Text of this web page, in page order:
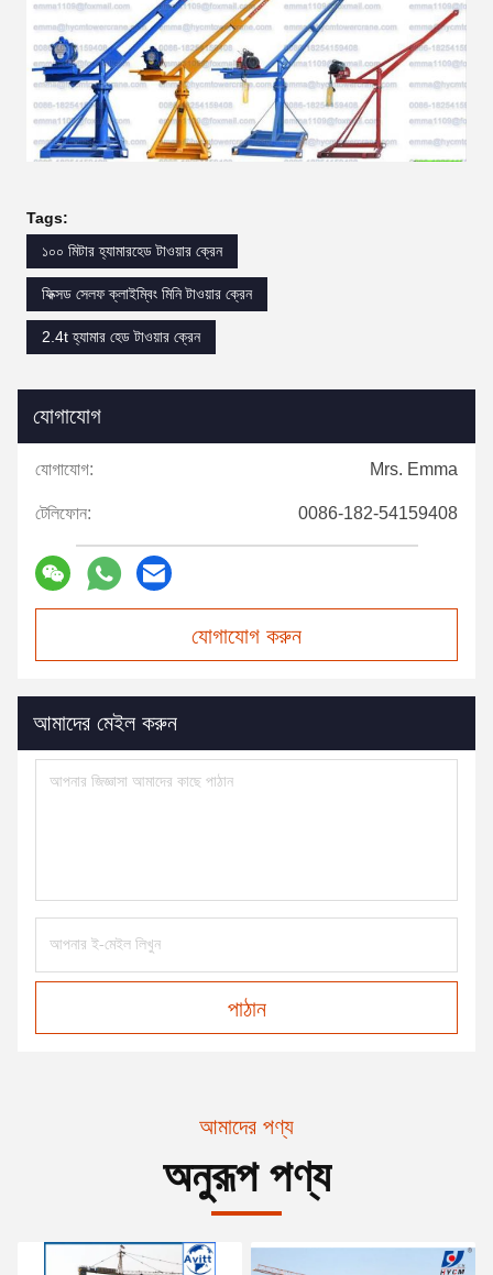
Tags:
১০০ মিটার হ্যামারহেড টাওয়ার ক্রেন
ফিক্সড সেলফ ক্লাইম্বিং মিনি টাওয়ার ক্রেন
2.4t হ্যামার হেড টাওয়ার ক্রেন
যোগাযোগ
যোগাযোগ: Mrs. Emma
টেলিফোন: 0086-182-54159408
যোগাযোগ করুন
আমাদের মেইল করুন
পাঠান
আমাদের পণ্য
অনুরূপ পণ্য